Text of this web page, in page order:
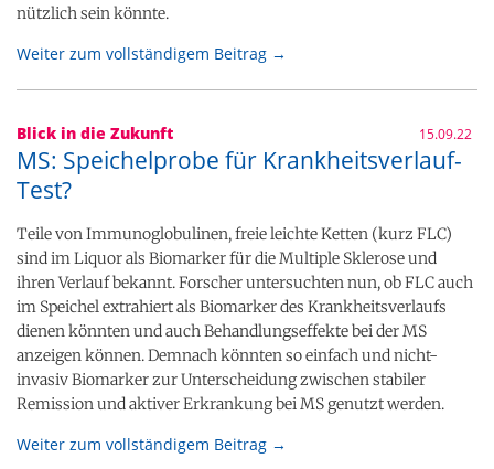
nützlich sein könnte.
Weiter zum vollständigem Beitrag →
Blick in die Zukunft 15.09.22
MS: Speichelprobe für Krankheitsverlauf-
Test?
Teile von Immunoglobulinen, freie leichte Ketten (kurz FLC)
sind im Liquor als Biomarker für die Multiple Sklerose und
ihren Verlauf bekannt. Forscher untersuchten nun, ob FLC auch
im Speichel extrahiert als Biomarker des Krankheitsverlaufs
dienen könnten und auch Behandlungseffekte bei der MS
anzeigen können. Demnach könnten so einfach und nicht-
invasiv Biomarker zur Unterscheidung zwischen stabiler
Remission und aktiver Erkrankung bei MS genutzt werden.
Weiter zum vollständigem Beitrag →